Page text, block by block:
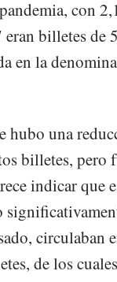
con
eran billetes de
en la
hubo una
billetes, pero
indicar que
circulaban
de los